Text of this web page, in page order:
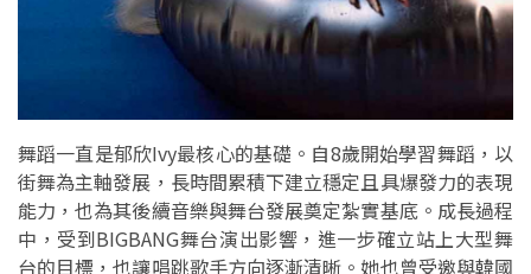
舞蹈一直是郁欣Ivy最核心的基礎。自8歲開始學習舞蹈，以
街舞為主軸發展，長時間累積下建立穩定且具爆發力的表現
能力，也為其後續音樂與舞台發展奠定紮實基底。成長過程
中，受到BIGBANG舞台演出影響，進一步確立站上大型舞
台的目標，也讓唱跳歌手方向逐漸清晰。她也曾受邀與韓國